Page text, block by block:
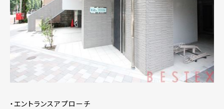
・エントランスアプローチ